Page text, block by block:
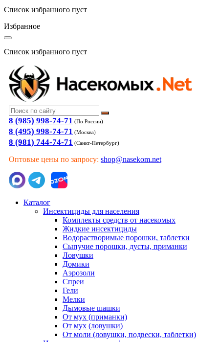
Список избранного пуст
Избранное
Список избранного пуст
8 (985) 998-74-71 (По России)
8 (495) 998-74-71 (Москва)
8 (981) 744-74-71 (Санкт-Петербург)
Оптовые цены по запросу: shop@nasekom.net
Каталог
Инсектициды для населения
Комплекты средств от насекомых
Жидкие инсектициды
Водорастворимые порошки, таблетки
Сыпучие порошки, дусты, приманки
Ловушки
Домики
Аэрозоли
Спреи
Гели
Мелки
Дымовые шашки
От мух (приманки)
От мух (ловушки)
От моли (ловушки, подвески, таблетки)